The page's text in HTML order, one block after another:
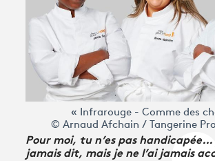
« Infrarouge - Comme des
© Arnaud Afchain / Tangerine
Pour moi, tu n’es pas handicapée…
jamais dit, mais je ne l’ai jamais